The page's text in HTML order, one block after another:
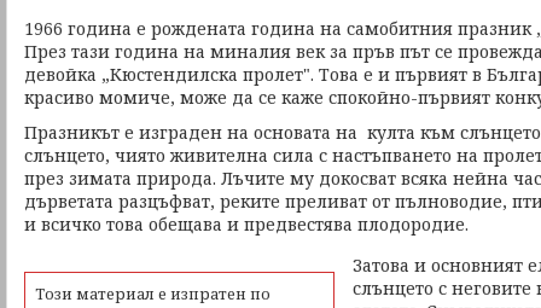
1966 година е рождената година на самобитния празник
През тази година на миналия век за пръв път се
девойка „Кюстендилска пролет". Това е и първият в
красиво момиче, може да се каже спокойно-първият
Празникът е изграден на основата на култа към
слънцето, чиято живителна сила с настъпването на
през зимата природа. Лъчите му докосват всяка нейна
дърветата разцъфват, реките преливат от пълноводие,
и всичко това обещава и предвестява плодородие.
Този материал е изпратен по
Затова и основният
слънцето с